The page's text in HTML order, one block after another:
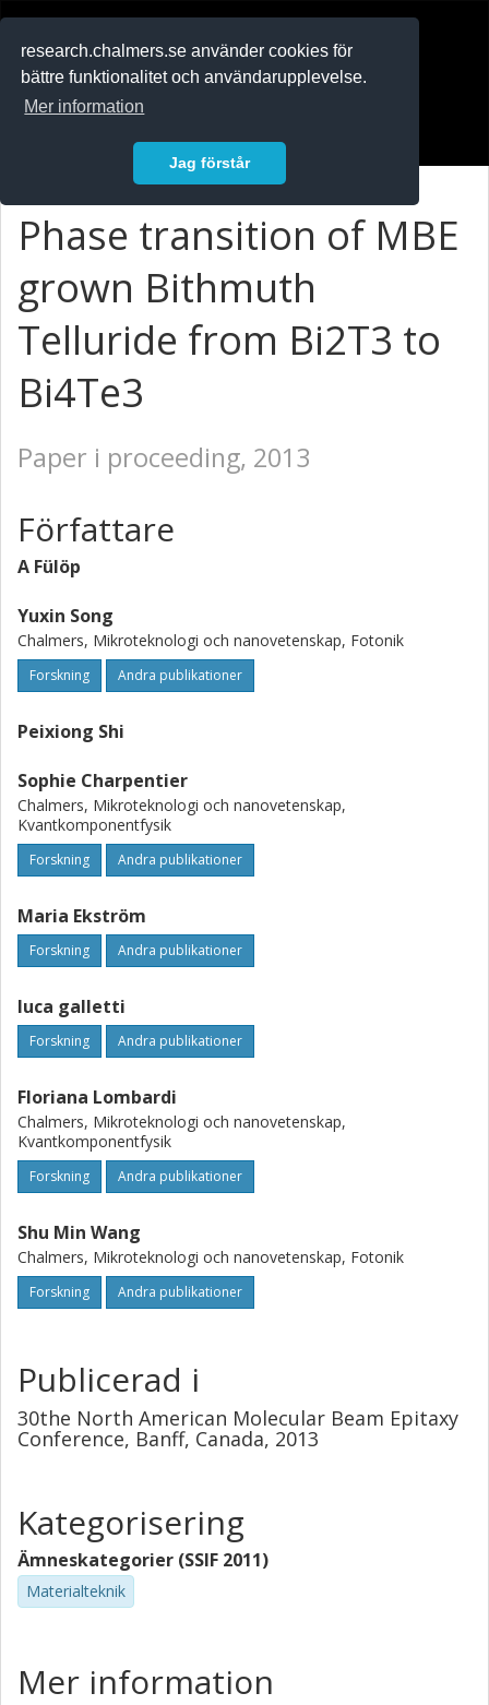
research.chalmers.se använder cookies för
bättre funktionalitet och användarupplevelse.
Mer information
Jag förstår
Phase transition of MBE
grown Bithmuth
Telluride from Bi2T3 to
Bi4Te3
Paper i proceeding, 2013
Författare
A Fülöp
Yuxin Song
Chalmers, Mikroteknologi och nanovetenskap, Fotonik
Forskning Andra publikationer
Peixiong Shi
Sophie Charpentier
Chalmers, Mikroteknologi och nanovetenskap,
Kvantkomponentfysik
Forskning Andra publikationer
Maria Ekström
Forskning Andra publikationer
luca galletti
Forskning Andra publikationer
Floriana Lombardi
Chalmers, Mikroteknologi och nanovetenskap,
Kvantkomponentfysik
Forskning Andra publikationer
Shu Min Wang
Chalmers, Mikroteknologi och nanovetenskap, Fotonik
Forskning Andra publikationer
Publicerad i
30the North American Molecular Beam Epitaxy
Conference, Banff, Canada, 2013
Kategorisering
Ämneskategorier (SSIF 2011)
Materialteknik
Mer information